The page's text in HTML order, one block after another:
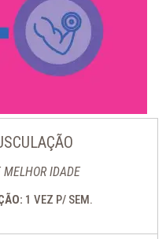
MELHOR IDADE
1 VEZ P/ SEM.